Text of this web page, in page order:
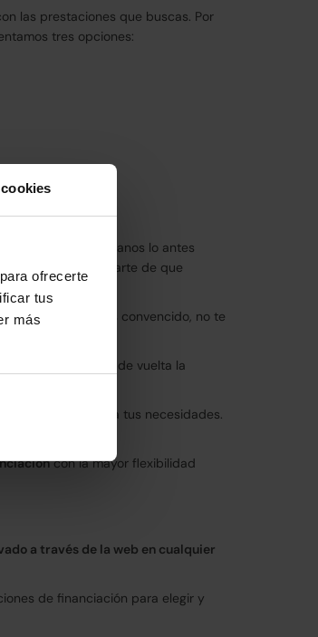
ofrecerte
tus
más
las prestaciones que buscas. Por
tres opciones:
y sin igual.
el coche en tus manos lo antes
C-Max y asegurarte de que
aun así no estás convencido, no te
te llevas de vuelta la
mejor se ajuste a tus necesidades.
con la mayor flexibilidad
a través de la web en cualquier
de financiación para elegir y